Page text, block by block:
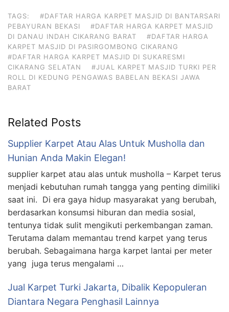
TAGS:
#DAFTAR HARGA KARPET MASJID DI BANTARSARI
PEBAYURAN BEKASI
#DAFTAR HARGA KARPET MASJID
DI DANAU INDAH CIKARANG BARAT
#DAFTAR HARGA
KARPET MASJID DI PASIRGOMBONG CIKARANG
#DAFTAR HARGA KARPET MASJID DI SUKARESMI
CIKARANG SELATAN
#JUAL KARPET MASJID TURKI PER
ROLL DI KEDUNG PENGAWAS BABELAN BEKASI JAWA
BARAT
Related Posts
Supplier Karpet Atau Alas Untuk Musholla dan
Hunian Anda Makin Elegan!
supplier karpet atau alas untuk musholla – Karpet terus
menjadi kebutuhan rumah tangga yang penting dimiliki
saat ini. Di era gaya hidup masyarakat yang berubah,
berdasarkan konsumsi hiburan dan media sosial,
tentunya tidak sulit mengikuti perkembangan zaman.
Terutama dalam memantau trend karpet yang terus
berubah. Sebagaimana harga karpet lantai per meter
yang juga terus mengalami …
Jual Karpet Turki Jakarta, Dibalik Kepopuleran
Diantara Negara Penghasil Lainnya